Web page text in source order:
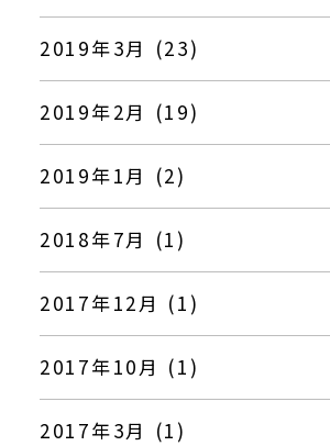
2019年3月 (23)
2019年2月 (19)
2019年1月 (2)
2018年7月 (1)
2017年12月 (1)
2017年10月 (1)
2017年3月 (1)